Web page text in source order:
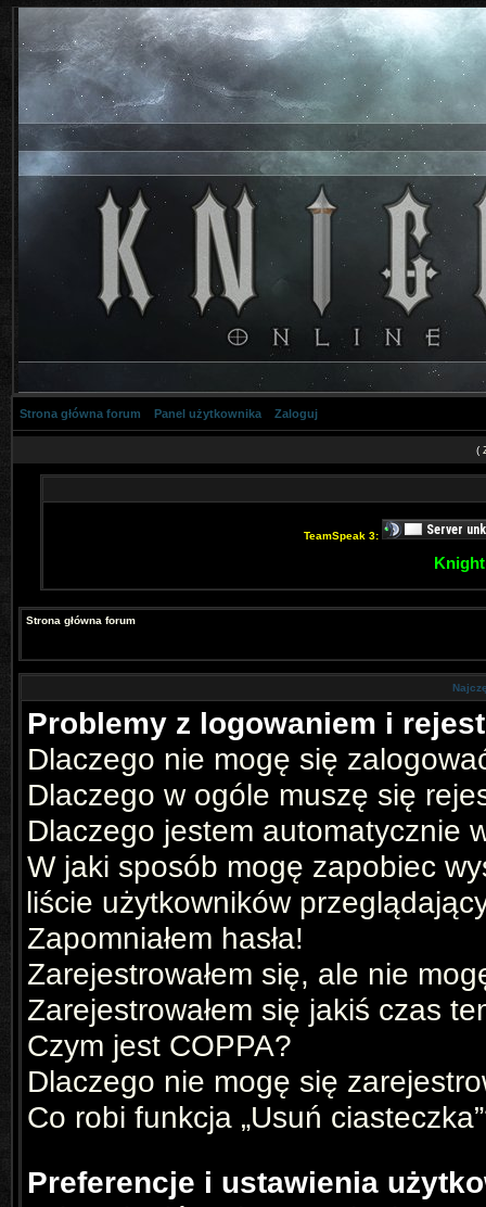
Strona główna forum Panel użytkownika Zaloguj
(
TeamSpeak 3:
Strona główna forum
Problemy z logowaniem i
Dlaczego nie mogę się
Dlaczego w ogóle muszę się
Dlaczego jestem automatycznie
W jaki sposób mogę zapobiec
liście użytkowników
Zapomniałem hasła!
Zarejestrowałem się, ale nie
Zarejestrowałem się jakiś czas
Czym jest COPPA?
Dlaczego nie mogę się
Co robi funkcja „Usuń
Preferencje i ustawienia